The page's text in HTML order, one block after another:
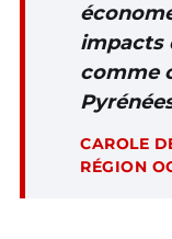
impacts
comme
CAROLE
RÉGION